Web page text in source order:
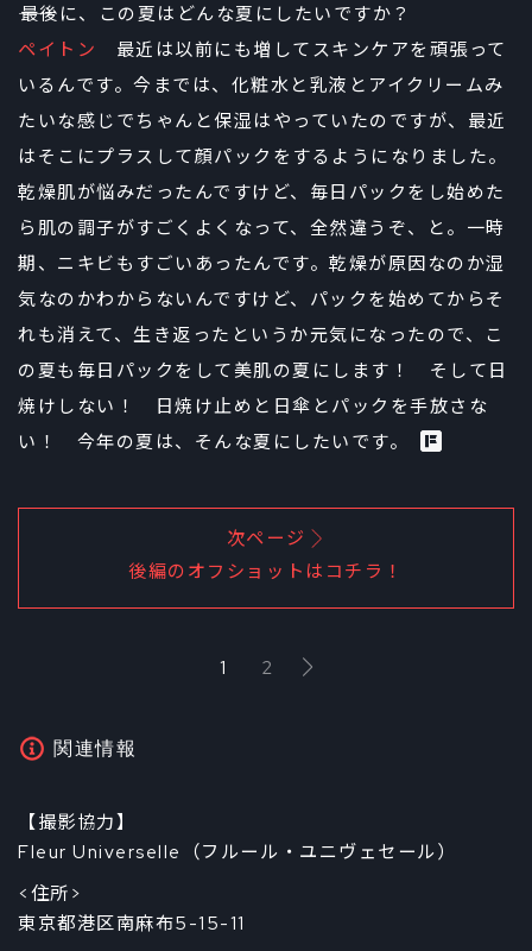
――最後に、この夏はどんな夏にしたいですか？
ペイトン 最近は以前にも増してスキンケアを頑張って
いるんです。今までは、化粧水と乳液とアイクリームみ
たいな感じでちゃんと保湿はやっていたのですが、最近
はそこにプラスして顔パックをするようになりました。
乾燥肌が悩みだったんですけど、毎日パックをし始めた
ら肌の調子がすごくよくなって、全然違うぞ、と。一時
期、ニキビもすごいあったんです。乾燥が原因なのか湿
気なのかわからないんですけど、パックを始めてからそ
れも消えて、生き返ったというか元気になったので、こ
の夏も毎日パックをして美肌の夏にします！ そして日
焼けしない！ 日焼け止めと日傘とパックを手放さな
い！ 今年の夏は、そんな夏にしたいです。
次ページ
後編のオフショットはコチラ！
1 2
関連情報
【撮影協力】
Fleur Universelle（フルール・ユニヴェセール）
<住所>
東京都港区南麻布5-15-11